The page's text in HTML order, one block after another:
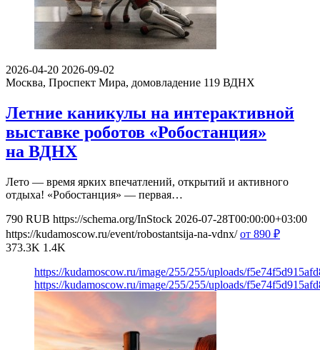
2026-04-20 2026-09-02
Москва, Проспект Мира, домовладение 119 ВДНХ
Летние каникулы на интерактивной
выставке роботов «Робостанция»
на ВДНХ
Лето — время ярких впечатлений, открытий и активного
отдыха! «Робостанция» — первая…
790 RUB https://schema.org/InStock 2026-07-28T00:00:00+03:00
https://kudamoscow.ru/event/robostantsija-na-vdnx/ от 890 ₽
373.3K 1.4K
https://kudamoscow.ru/image/255/255/uploads/
https://kudamoscow.ru/image/255/255/uploads/